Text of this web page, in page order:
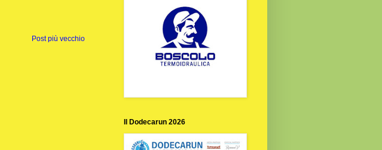
Post più vecchio
Il Dodecarun 2026